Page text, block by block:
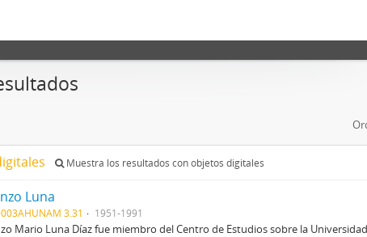
Muestra los resultados con objetos digitales
Luna
3.31 1951-1991
Mario Luna Díaz fue miembro del Centro de Estudios sobre la Universidad